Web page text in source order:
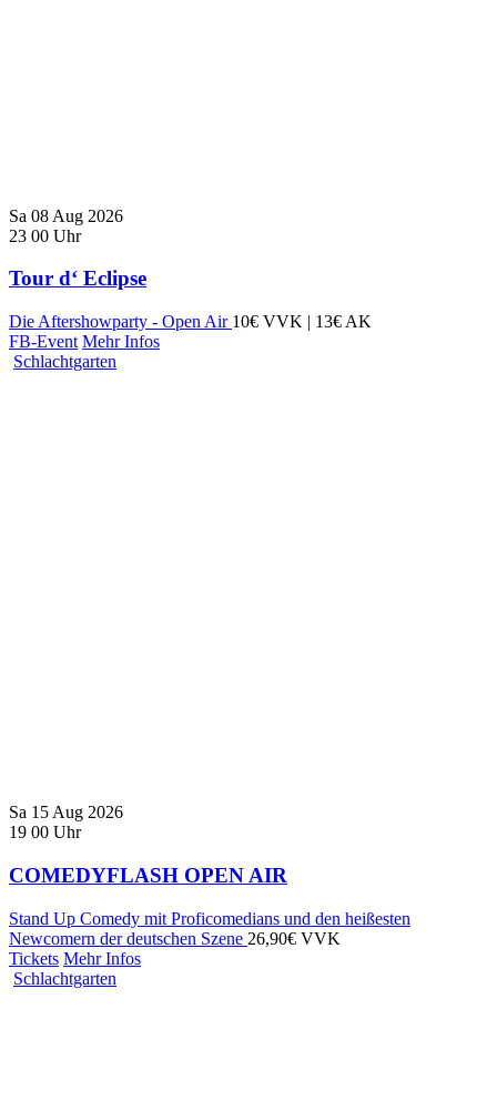
Sa 08 Aug 2026
23 00 Uhr
Tour d‘ Eclipse
Die Aftershowparty - Open Air 10€ VVK | 13€ AK
FB-Event Mehr Infos
Schlachtgarten
Sa 15 Aug 2026
19 00 Uhr
COMEDYFLASH OPEN AIR
Stand Up Comedy mit Proficomedians und den heißesten
Newcomern der deutschen Szene 26,90€ VVK
Tickets Mehr Infos
Schlachtgarten